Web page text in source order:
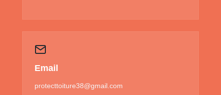
Email
protecttoiture38@gmail.com